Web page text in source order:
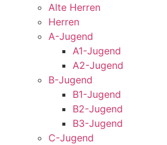
Alte Herren
Herren
A-Jugend
A1-Jugend
A2-Jugend
B-Jugend
B1-Jugend
B2-Jugend
B3-Jugend
C-Jugend